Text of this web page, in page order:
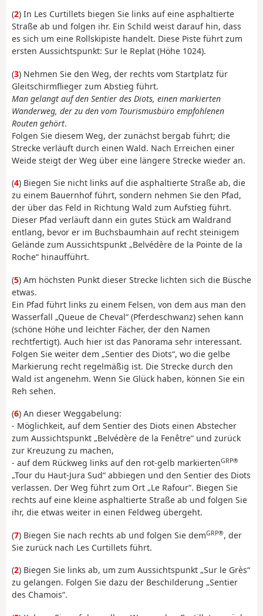
(2) In Les Curtillets biegen Sie links auf eine asphaltierte
Straße ab und folgen ihr. Ein Schild weist darauf hin, dass
es sich um eine Rollskipiste handelt. Diese Piste führt zum
ersten Aussichtspunkt: Sur le Replat (Höhe 1024).
(3) Nehmen Sie den Weg, der rechts vom Startplatz für
Gleitschirmflieger zum Abstieg führt.
Man gelangt auf den Sentier des Diots, einen markierten
Wanderweg, der zu den vom Tourismusbüro empfohlenen
Routen gehört.
Folgen Sie diesem Weg, der zunächst bergab führt; die
Strecke verläuft durch einen Wald. Nach Erreichen einer
Weide steigt der Weg über eine längere Strecke wieder an.
(4) Biegen Sie nicht links auf die asphaltierte Straße ab, die
zu einem Bauernhof führt, sondern nehmen Sie den Pfad,
der über das Feld in Richtung Wald zum Aufstieg führt.
Dieser Pfad verläuft dann ein gutes Stück am Waldrand
entlang, bevor er im Buchsbaumhain auf recht steinigem
Gelände zum Aussichtspunkt „Belvédère de la Pointe de la
Roche“ hinaufführt.
(5) Am höchsten Punkt dieser Strecke lichten sich die Büsche
etwas.
Ein Pfad führt links zu einem Felsen, von dem aus man den
Wasserfall „Queue de Cheval“ (Pferdeschwanz) sehen kann
(schöne Höhe und leichter Fächer, der den Namen
rechtfertigt). Auch hier ist das Panorama sehr interessant.
Folgen Sie weiter dem „Sentier des Diots“, wo die gelbe
Markierung recht regelmäßig ist. Die Strecke durch den
Wald ist angenehm. Wenn Sie Glück haben, können Sie ein
Reh sehen.
(6) An dieser Weggabelung:
- Möglichkeit, auf dem Sentier des Diots einen Abstecher
zum Aussichtspunkt „Belvédère de la Fenêtre“ und zurück
zur Kreuzung zu machen,
- auf dem Rückweg links auf den rot-gelb markiertenGRP®
„Tour du Haut-Jura Sud“ abbiegen und den Sentier des Diots
verlassen. Der Weg führt zum Ort „Le Rafour“. Biegen Sie
rechts auf eine kleine asphaltierte Straße ab und folgen Sie
ihr, die etwas weiter in einen Feldweg übergeht.
(7) Biegen Sie nach rechts ab und folgen Sie demGRP®, der
Sie zurück nach Les Curtillets führt.
(2) Biegen Sie links ab, um zum Aussichtspunkt „Sur le Grès“
zu gelangen. Folgen Sie dazu der Beschilderung „Sentier
des Chamois“.